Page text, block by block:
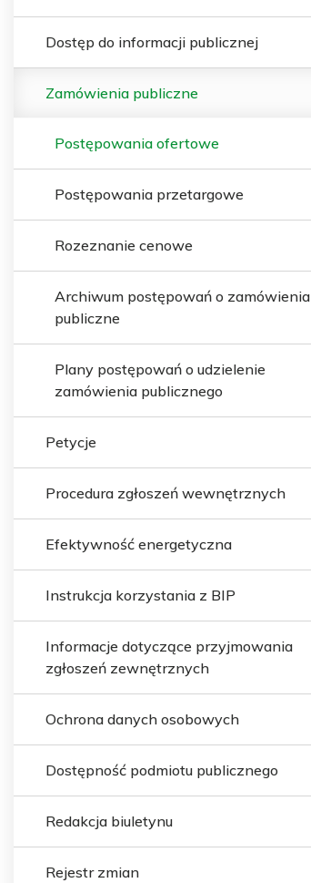
Dostęp do informacji publicznej
Zamówienia publiczne
Postępowania ofertowe
Postępowania przetargowe
Rozeznanie cenowe
Archiwum postępowań o zamówienia
publiczne
Plany postępowań o udzielenie
zamówienia publicznego
Petycje
Procedura zgłoszeń wewnętrznych
Efektywność energetyczna
Instrukcja korzystania z BIP
Informacje dotyczące przyjmowania
zgłoszeń zewnętrznych
Ochrona danych osobowych
Dostępność podmiotu publicznego
Redakcja biuletynu
Rejestr zmian